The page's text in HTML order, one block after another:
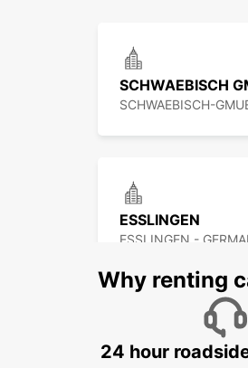
SCHWAEBISCH
SCHWAEBISCH-
ESSLINGEN
ESSLINGEN -
STUTTGART
Why renting
24 hour